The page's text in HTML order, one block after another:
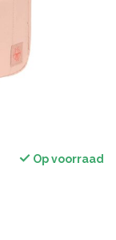
Op voorraad